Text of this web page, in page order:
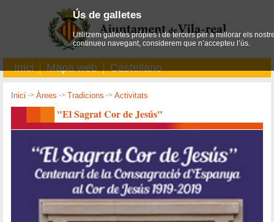
Inici Mapa web Castellano
Inici ->Àrees ->Tradicions ->Activitats
"El Sagrat Cor de Jesús"
Ús de galletes
Utilitzem galletes pròpies i de tercers per a millorar els
continueu navegant, considerem que n’accepteu l’ús.